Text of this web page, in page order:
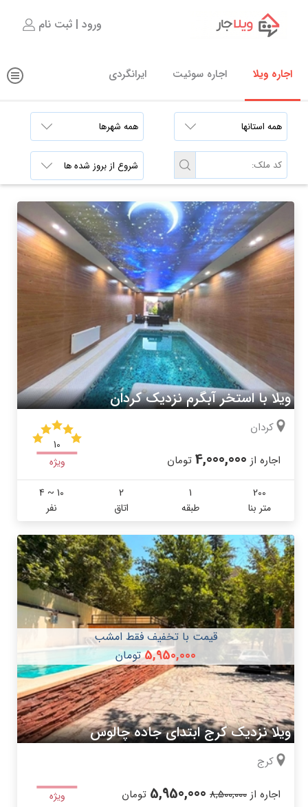
اجاره ویلا اجاره سوئیت ایرانگردی
ورود | ثبت نام
ویلا با استخر آبگرم نزدیک کردان
کردان
اجاره از 4,000,000 تومان
10
ویژه
200
متر بنا
1
طبقه
2
اتاق
4 ~ 10
نفر
ویلا نزدیک کرج ابتدای جاده چالوس
قیمت با تخفیف فقط امشب
5,950,000تومان
کرج
اجاره از 8,500,000
5,950,000 تومان ویژه